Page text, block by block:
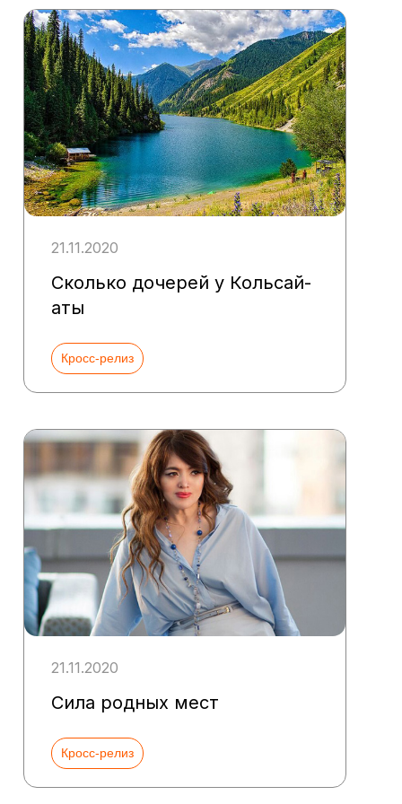
21.11.2020
Сколько дочерей у Кольсай-
аты
Кросс-релиз
21.11.2020
Сила родных мест
Кросс-релиз